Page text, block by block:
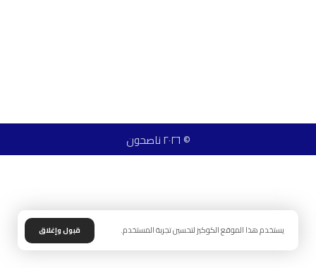
© ٢٠٢٦ ناصحون
يستخدم هذا الموقع الكوكيز لتحسين تجربة المستخدم. قبول وإغلاق